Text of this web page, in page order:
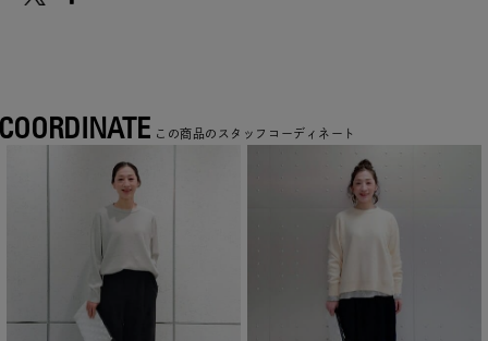
この商品のスタッフコーディネート